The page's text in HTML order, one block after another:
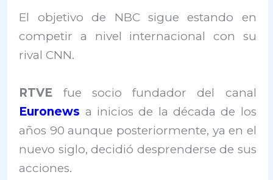
El objetivo de NBC sigue estando en
competir a nivel internacional con su
rival CNN.
RTVE fue socio fundador del canal
Euronews a inicios de la década de los
años 90 aunque posteriormente, ya en el
nuevo siglo, decidió desprenderse de sus
acciones.